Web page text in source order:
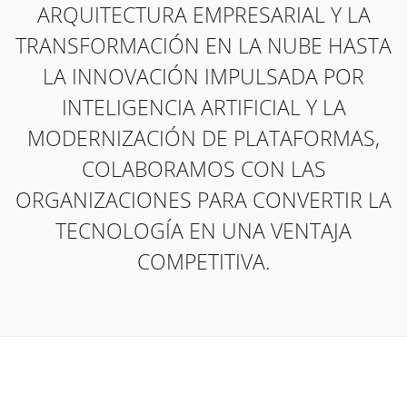
ARQUITECTURA EMPRESARIAL Y LA
TRANSFORMACIÓN EN LA NUBE HASTA
LA INNOVACIÓN IMPULSADA POR
INTELIGENCIA ARTIFICIAL Y LA
MODERNIZACIÓN DE PLATAFORMAS,
COLABORAMOS CON LAS
ORGANIZACIONES PARA CONVERTIR LA
TECNOLOGÍA EN UNA VENTAJA
COMPETITIVA.